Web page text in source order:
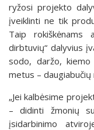
ryžosi projekto
įveiklinti ne tik
Taip rokiškėnams
dirbtuvių“ dalyvius
sodo, daržo,
metus – daugiabučių
„Jei kalbėsime
– didinti žmonių
įsidarbinimo